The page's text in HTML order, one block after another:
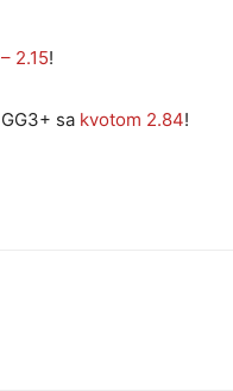
2.15!
sa kvotom 2.84!